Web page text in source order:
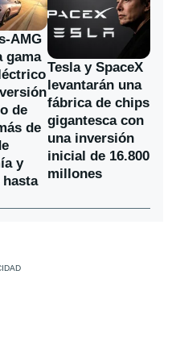
AMG
gama
de
de
y
hasta
Tesla y SpaceX
levantarán una
fábrica de chips
gigantesca con
una inversión
inicial de 16.800
millones